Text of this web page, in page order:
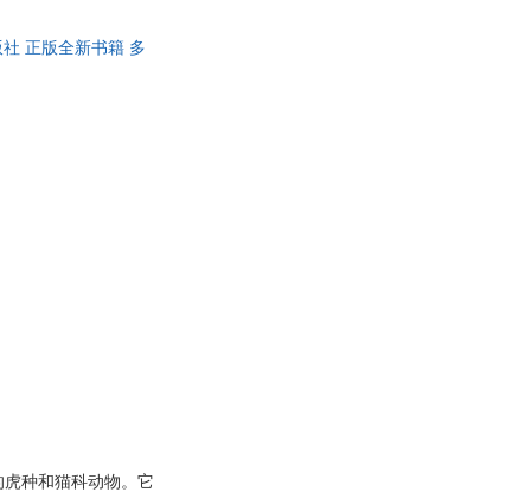
社 正版全新书籍 多
种和猫科动物。它